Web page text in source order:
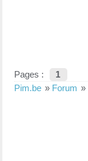
Pages :
1
Pim.be » Forum »